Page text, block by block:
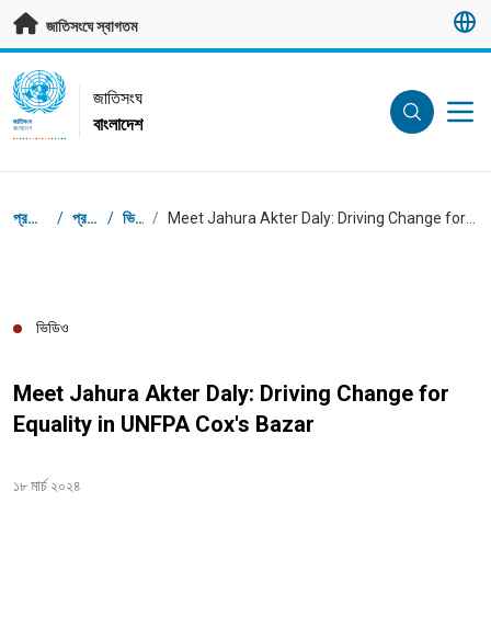
মূল প্রবন্ধে যান
জাতিসংঘে স্বাগতম
UN Logo
জাতিসংঘ
বাংলাদেশ
জাতিসংঘ
বাংলাদেশ
ব্রেডক্রাম্ব
প্রধান পাতা / প্রকাশনা / ভিডিও / Meet Jahura Akter Daly: Driving Change for Equality in UNFPA Cox's Bazar
ভিডিও
Meet Jahura Akter Daly: Driving Change for
Equality in UNFPA Cox's Bazar
১৮ মার্চ ২০২৪